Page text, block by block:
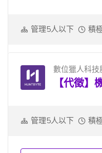
管理5人以下 積
數位獵人科技
【代徵】
管理5人以下 積